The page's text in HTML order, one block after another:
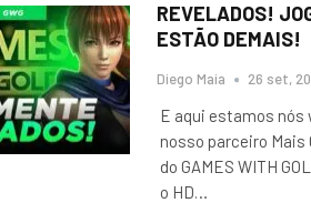
REVELADOS!
ESTÃO DEMAIS!
Diego Maia 26 set,
E aqui estamos nós
nosso parceiro Mais
do GAMES WITH
o HD…